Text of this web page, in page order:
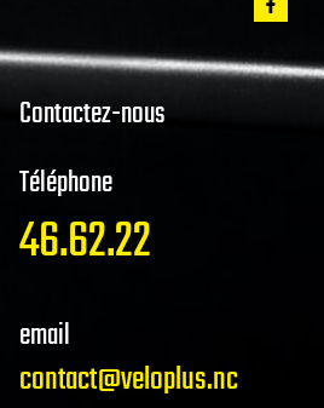
Contactez-nous
Téléphone
46.62.22
email
contact@veloplus.nc